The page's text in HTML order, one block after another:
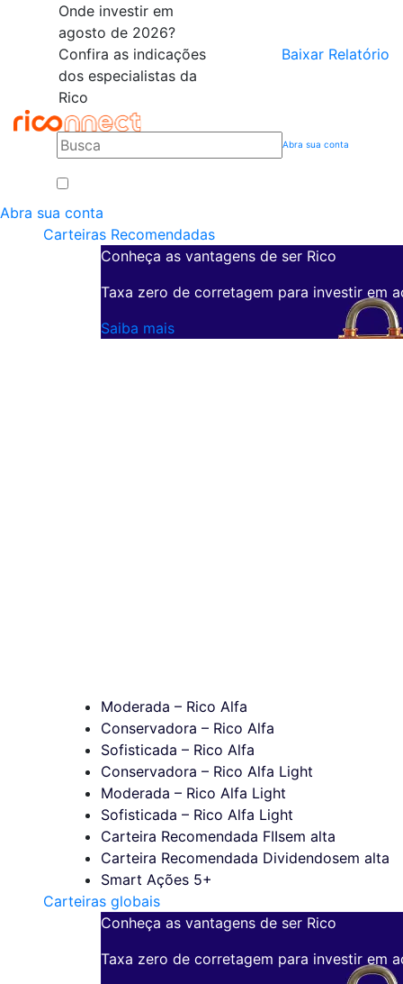
Onde investir em
agosto de 2026?
Confira as indicações
dos especialistas da
Rico
Baixar Relatório
Abra sua conta
Abra sua conta
Carteiras Recomendadas
Conheça as vantagens de ser Rico
Taxa zero de corretagem para investir em
Saiba mais
Moderada – Rico Alfa
Conservadora – Rico Alfa
Sofisticada – Rico Alfa
Conservadora – Rico Alfa Light
Moderada – Rico Alfa Light
Sofisticada – Rico Alfa Light
Carteira Recomendada FIIsem alta
Carteira Recomendada Dividendosem alta
Smart Ações 5+
Carteiras globais
Conheça as vantagens de ser Rico
Taxa zero de corretagem para investir em